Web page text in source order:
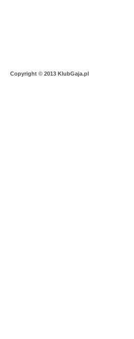
Copyright © 2013 KlubGaja.pl